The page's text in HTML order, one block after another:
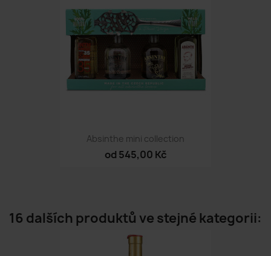
Absinthe mini collection
od 545,00 Kč
16 dalších produktů ve stejné kategorii: